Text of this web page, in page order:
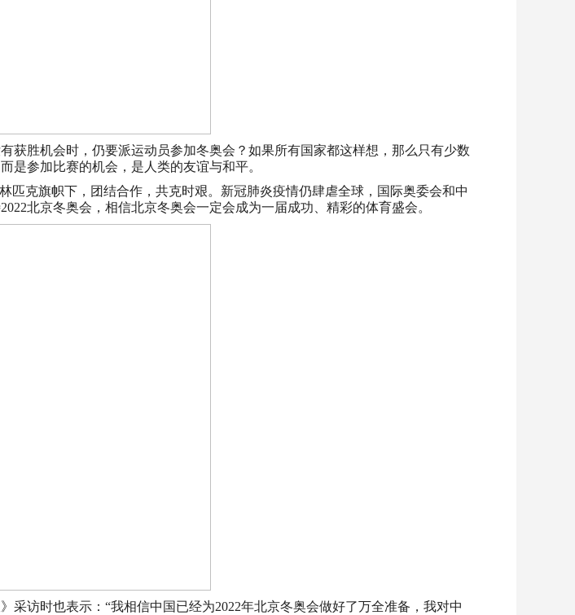
获胜机会时，仍要派运动员参加冬奥会？如果所有国家都这样想，那么只有少数
是参加比赛的机会，是人类的友谊与和平。
匹克旗帜下，团结合作，共克时艰。新冠肺炎疫情仍肆虐全球，国际奥委会和中
北京冬奥会，相信北京冬奥会一定会成为一届成功、精彩的体育盛会。
访时也表示：“我相信中国已经为2022年北京冬奥会做好了万全准备，我对中